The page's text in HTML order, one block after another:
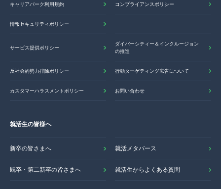
キャリアパーク利用規約 コンプライアンスポリシー
情報セキュリティポリシー
サービス提供ポリシー
ダイバーシティー＆インクルージョン
の推進
反社会的勢力排除ポリシー 行動ターゲティング広告について
カスタマーハラスメントポリシー お問い合わせ
就活生の皆様へ
新卒の皆さまへ 就活メタバース
既卒・第二新卒の皆さまへ 就活生からよくある質問